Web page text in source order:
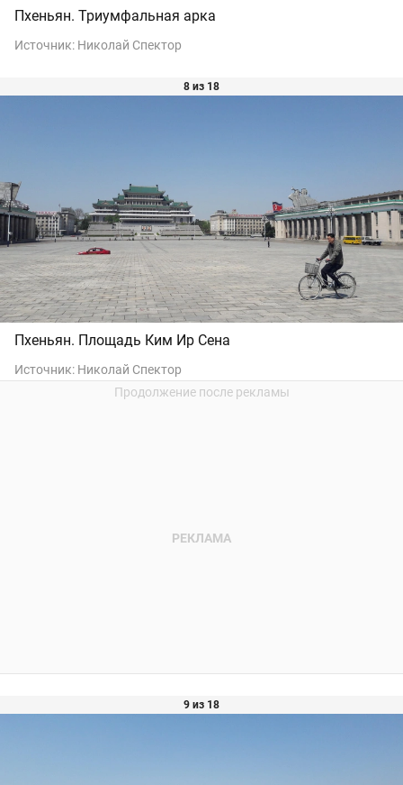
Пхеньян. Триумфальная арка
Источник: Николай Спектор
8 из 18
Пхеньян. Площадь Ким Ир Сена
Источник: Николай Спектор
9 из 18